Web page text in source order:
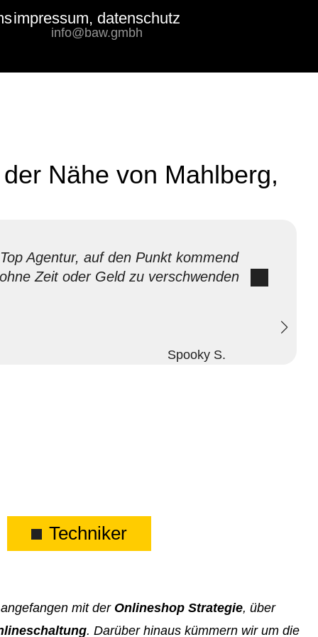
impressum, datenschutz
info@baw.gmbh
Nähe von Mahlberg,
Top Agentur, auf den Punkt kommend
ohne Zeit oder Geld zu verschwenden
Spooky S.
Techniker
mit der Onlineshop Strategie, über
. Darüber hinaus kümmern wir um die